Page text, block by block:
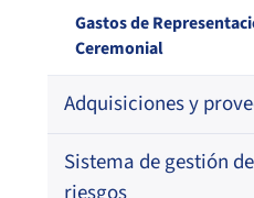
Reclamos contra
Gastos de
Ceremonial
Adquisiciones y
Contrataciones
Sistema de gestión